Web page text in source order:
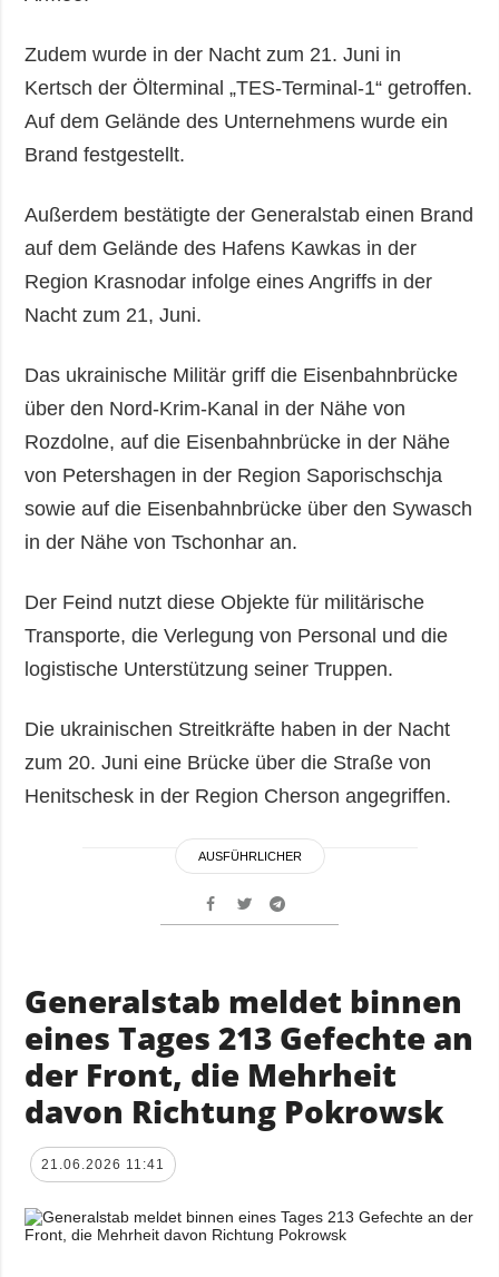
Zudem wurde in der Nacht zum 21. Juni in
Kertsch der Ölterminal „TES-Terminal-1“ getroffen.
Auf dem Gelände des Unternehmens wurde ein
Brand festgestellt.
Außerdem bestätigte der Generalstab einen Brand
auf dem Gelände des Hafens Kawkas in der
Region Krasnodar infolge eines Angriffs in der
Nacht zum 21, Juni.
Das ukrainische Militär griff die Eisenbahnbrücke
über den Nord-Krim-Kanal in der Nähe von
Rozdolne, auf die Eisenbahnbrücke in der Nähe
von Petershagen in der Region Saporischschja
sowie auf die Eisenbahnbrücke über den Sywasch
in der Nähe von Tschonhar an.
Der Feind nutzt diese Objekte für militärische
Transporte, die Verlegung von Personal und die
logistische Unterstützung seiner Truppen.
Die ukrainischen Streitkräfte haben in der Nacht
zum 20. Juni eine Brücke über die Straße von
Henitschesk in der Region Cherson angegriffen.
AUSFÜHRLICHER
Generalstab meldet binnen
eines Tages 213 Gefechte an
der Front, die Mehrheit
davon Richtung Pokrowsk
21.06.2026 11:41